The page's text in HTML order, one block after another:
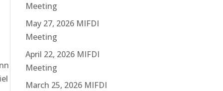
Meeting
May 27, 2026 MIFDI
Meeting
April 22, 2026 MIFDI
Meeting
March 25, 2026 MIFDI